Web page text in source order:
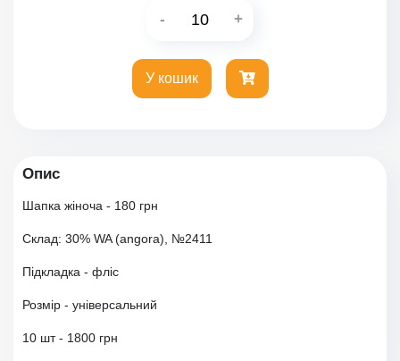
- +
У кошик
Опис
Шапка жіноча - 180 грн
Склад: 30% WA (angora), №2411
Підкладка - фліс
Розмір - універсальний
10 шт - 1800 грн